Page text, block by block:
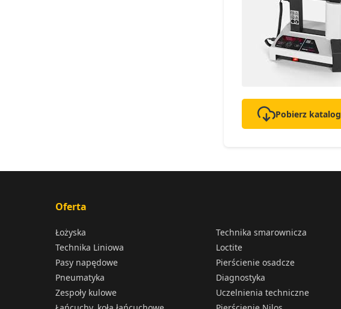
Pobierz katalog
Oferta
Łożyska
Technika Liniowa
Pasy napędowe
Pneumatyka
Zespoły kulowe
Technika smarownicza
Loctite
Pierścienie osadcze
Diagnostyka
Uczelnienia techniczne